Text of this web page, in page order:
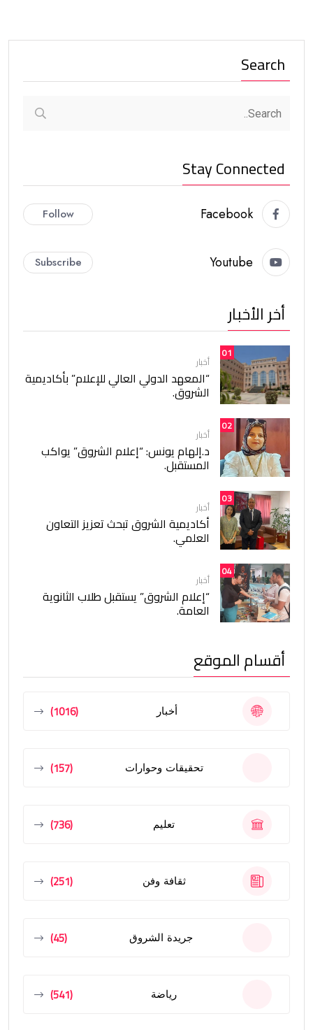
Search
Stay Connected
Facebook
Follow
Youtube
Subscribe
أخر الأخبار
01
أخبار
“المعهد الدولي العالي للإعلام” بأكاديمية
الشروق.
02
أخبار
د.إلهام يونس: “إعلام الشروق” يواكب
المستقبل.
03
أخبار
أكاديمية الشروق تبحث تعزيز التعاون
العلمي.
04
أخبار
“إعلام الشروق” يستقبل طلاب الثانوية
العامة.
أقسام الموقع
أخبار (1016)
تحقيقات وحوارات (157)
تعليم (736)
ثقافة وفن (251)
جريدة الشروق (45)
رياضة (541)